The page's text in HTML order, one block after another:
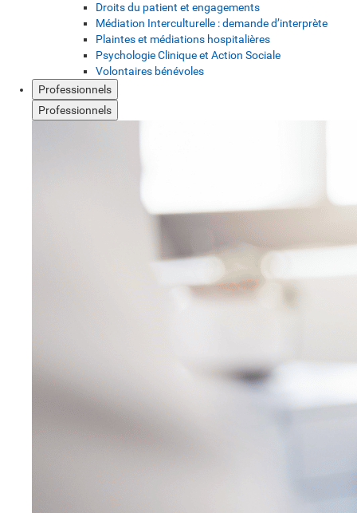
Droits du patient et engagements
Médiation Interculturelle : demande d’interprète
Plaintes et médiations hospitalières
Psychologie Clinique et Action Sociale
Volontaires bénévoles
Professionnels
Professionnels